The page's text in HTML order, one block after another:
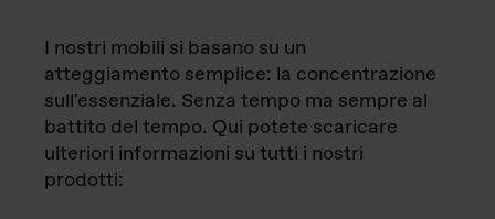
I nostri mobili si basano su un
atteggiamento semplice: la concentrazione
sull'essenziale. Senza tempo ma sempre al
battito del tempo. Qui potete scaricare
ulteriori informazioni su tutti i nostri
prodotti: